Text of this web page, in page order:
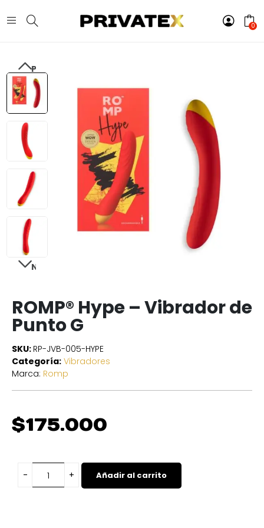
0
PREVIOUS
NEXT
ROMP® Hype – Vibrador de
Punto G
SKU: RP-JVB-005-HYPE
Categoría: Vibradores
Marca: Romp
$175.000
Añadir al carrito